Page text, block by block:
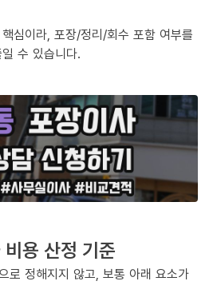
심이라, 포장/정리/회수 포함 여부를
수 있습니다.
용 산정 기준
로 정해지지 않고, 보통 아래 요소가